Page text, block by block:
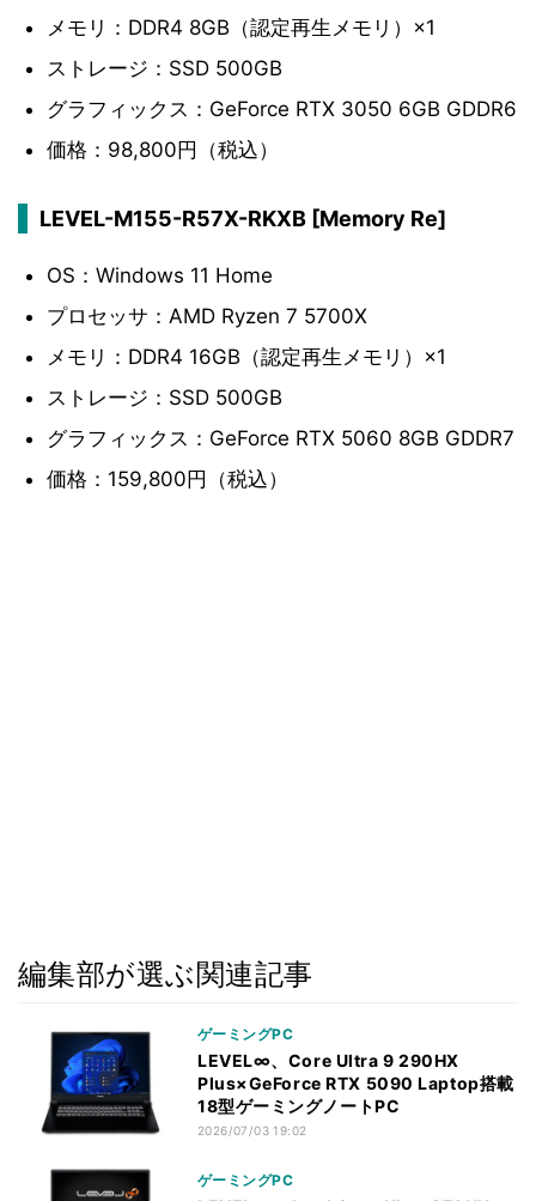
メモリ：DDR4 8GB（認定再生メモリ）×1
ストレージ：SSD 500GB
グラフィックス：GeForce RTX 3050 6GB GDDR6
価格：98,800円（税込）
LEVEL-M155-R57X-RKXB [Memory Re]
OS：Windows 11 Home
プロセッサ：AMD Ryzen 7 5700X
メモリ：DDR4 16GB（認定再生メモリ）×1
ストレージ：SSD 500GB
グラフィックス：GeForce RTX 5060 8GB GDDR7
価格：159,800円（税込）
編集部が選ぶ関連記事
ゲーミングPC
LEVEL∞、Core Ultra 9 290HX
Plus×GeForce RTX 5090 Laptop搭載
18型ゲーミングノートPC
2026/07/03 19:02
ゲーミングPC